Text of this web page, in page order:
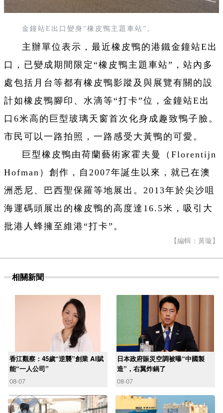
金鐘站E出口變身“橡皮鴨主題車站”。
主辦單位表示，最近橡皮鴨的港鐵金鐘站E出
口，已變成期間限定“橡皮鴨主題車站”，站內多
處包括月台等都有橡皮鴨影蹤及與展覽有關的設
計如橡皮鴨腳印、水滴等“打卡”位，金鐘站E出
口6米高的巨型玻璃天窗首次化身成趣致鴨子臉。
市民可以一路拍照，一路感受大黃鴨的可愛。
巨型橡皮鴨由荷蘭藝術家霍夫曼（Florentijn
Hofman）創作，自2007年誕生以來，就已在澳
洲悉尼、巴西聖保羅等地展出。2013年於尖沙咀
海運碼頭展出的橡皮鴨的高度達16.5米，吸引大
批港人蜂擁至維港“打卡”。
【編輯：黃璇】
相關新聞
香江觀察：45歲“逆襲”創業 AI賦
能“一人公司”
08-07
日本政府賑災空調被曝“中國製
造”，右翼炸鍋了
08-07